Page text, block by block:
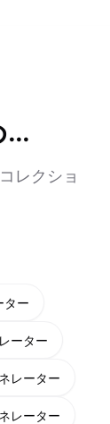
...
レクショ
ター
ーター
レーター
レーター